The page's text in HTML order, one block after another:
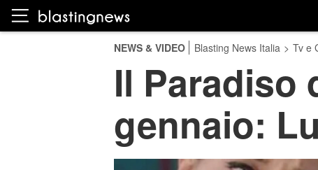
NEWS & VIDEO Blasting News Italia > Tv e
Il Paradiso
gennaio: